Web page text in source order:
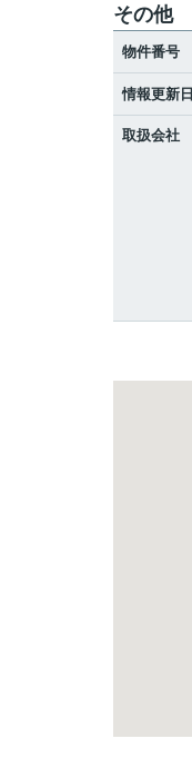
その他
物件番号
情報更新日
取扱会社